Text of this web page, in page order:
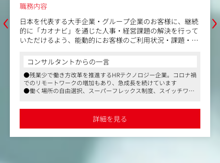
‹
職務内容
日本を代表する大手企業・グループ企業のお客様に、継続
的に「カオナビ」を通じた人事・経営課題の解決を行って
いただけるよう、能動的にお客様のご利用状況・課題・実
【具体的には】
・「カオナビ」導入プロジェクトの推進
・人事・経営課題の解決に向けたカオナビ活用提案
・アップセル機会の創出
・開発やマーケティング部門へのフィードバック
コンサルタントからの一言
●残業少で働き方改革を推進するHRテクノロジー企業。コロナ禍
でのリモートワークの増加もあり、急成長を続けています
●働く場所の自由選択、スーパーフレックス制度、スイッチワー
●会社全体としては、中途入社社員で構成されており、一人ひと
りが実力をもって、自分の仕事を推進できるメンバーが揃ってい
ます。営業部門は、20～30代が中心でコミュニケーションが多
く、風通しの良い雰囲気です
詳細を見る
›